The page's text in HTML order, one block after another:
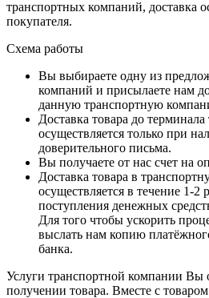
транспортных компаний, доставка
покупателя.
Схема работы
Вы выбираете одну из
компаний и присылаете нам
данную транспортную
Доставка товара до
осуществляется только при
доверительного письма.
Вы получаете от нас счет на
Доставка товара в
осуществляется в течение 1-2
поступления денежных
Для того чтобы ускорить
выслать нам копию
банка.
Услуги транспортной компании Вы
получении товара. Вместе с